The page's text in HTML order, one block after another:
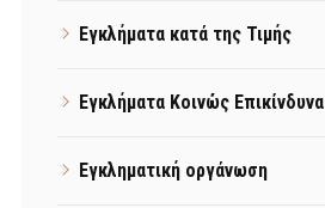
Εγκλήματα κατά της Τιμής
Εγκλήματα Κοινώς Επικίνδυνα
Εγκληματική οργάνωση